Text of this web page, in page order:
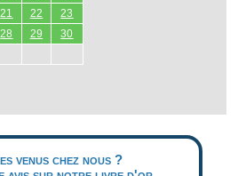
21 22
23
28 29
30
venus chez nous ?